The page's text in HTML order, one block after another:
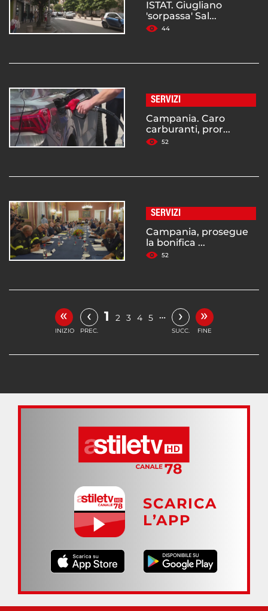
ISTAT. Giugliano
'sorpassa' Sal...
44
SERVIZI
Campania. Caro
carburanti, pror...
52
SERVIZI
Campania, prosegue
la bonifica ...
52
«
INIZIO
‹
PREC.
1 2 3 4 5 … ›
SUCC.
»
FINE
SCARICA
L’APP